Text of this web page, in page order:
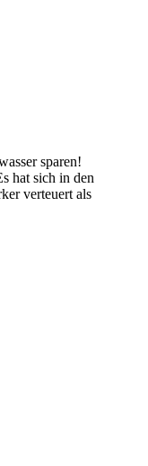
sparen!
hat sich in den
verteuert als